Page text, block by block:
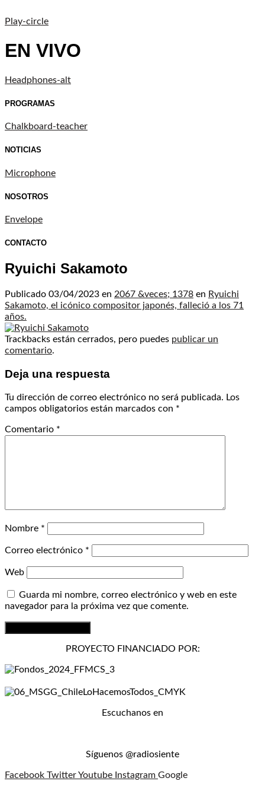
Play-circle
EN VIVO
Headphones-alt
PROGRAMAS
Chalkboard-teacher
NOTICIAS
Microphone
NOSOTROS
Envelope
CONTACTO
Ryuichi Sakamoto
Publicado 03/04/2023 en 2067 &veces; 1378 en Ryuichi
Sakamoto, el icónico compositor japonés, falleció a los 71
años.
Trackbacks están cerrados, pero puedes publicar un
comentario.
Deja una respuesta
Tu dirección de correo electrónico no será publicada. Los
campos obligatorios están marcados con *
Comentario *
Nombre *
Correo electrónico *
Web
Guarda mi nombre, correo electrónico y web en este
navegador para la próxima vez que comente.
PROYECTO FINANCIADO POR:
Escuchanos en
Síguenos @radiosiente
Facebook TwitterYoutube Instagram Google